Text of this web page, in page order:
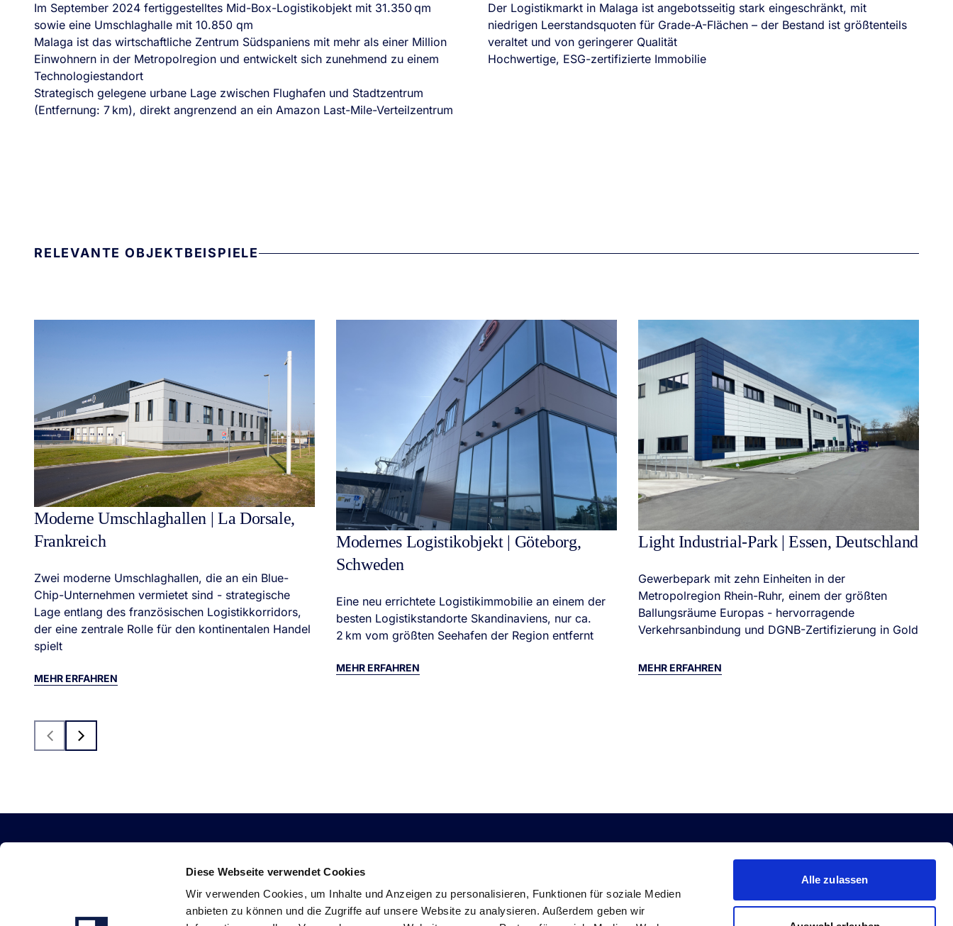
Diese Webseite verwendet Cookies
Wir verwenden Cookies, um Inhalte und Anzeigen zu personalisieren, Funktionen für soziale Medien
anbieten zu können und die Zugriffe auf unsere Website zu analysieren. Außerdem geben wir
Alle zulassen
Im September 2024 fertiggestelltes Mid-Box-Logistikobjekt mit 31.350 qm
sowie eine Umschlaghalle mit 10.850 qm
Malaga ist das wirtschaftliche Zentrum Südspaniens mit mehr als einer Million
Einwohnern in der Metropolregion und entwickelt sich zunehmend zu einem
Technologiestandort
Strategisch gelegene urbane Lage zwischen Flughafen und Stadtzentrum
(Entfernung: 7 km), direkt angrenzend an ein Amazon Last-Mile-Verteilzentrum
Der Logistikmarkt in Malaga ist angebotsseitig stark eingeschränkt, mit
niedrigen Leerstandsquoten für Grade-A-Flächen – der Bestand ist größtenteils
veraltet und von geringerer Qualität
Hochwertige, ESG-zertifizierte Immobilie
RELEVANTE OBJEKTBEISPIELE
Moderne Umschlaghallen | La Dorsale,
Frankreich
Zwei moderne Umschlaghallen, die an ein Blue-
Chip-Unternehmen vermietet sind - strategische
Lage entlang des französischen Logistikkorridors,
der eine zentrale Rolle für den kontinentalen Handel
spielt
MEHR ERFAHREN
Modernes Logistikobjekt | Göteborg,
Schweden
Eine neu errichtete Logistikimmobilie an einem der
besten Logistikstandorte Skandinaviens, nur ca.
2 km vom größten Seehafen der Region entfernt
MEHR ERFAHREN
Light Industrial-Park | Essen, Deutschland
Gewerbepark mit zehn Einheiten in der
Metropolregion Rhein-Ruhr, einem der größten
Ballungsräume Europas - hervorragende
Verkehrsanbindung und DGNB-Zertifizierung in Gold
MEHR ERFAHREN
Previous
Next
LINKS
Logistik & Light Industrial
Debt Investments